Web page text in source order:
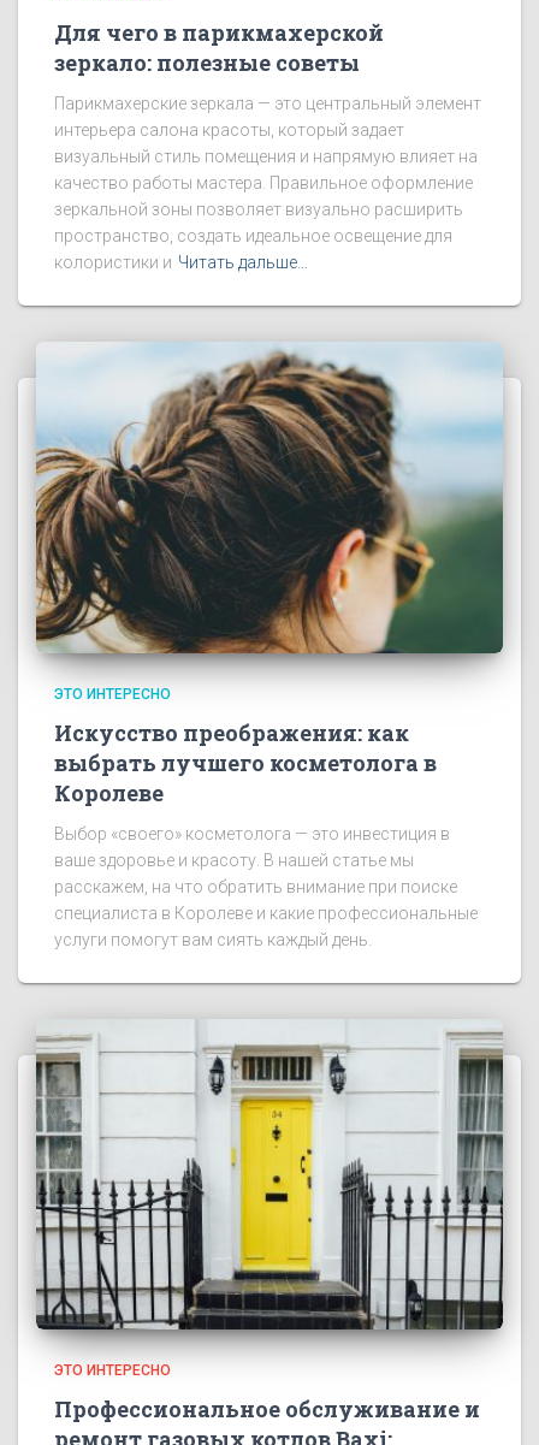
Для чего в парикмахерской
зеркало: полезные советы
Парикмахерские зеркала — это центральный элемент
интерьера салона красоты, который задает
визуальный стиль помещения и напрямую влияет на
качество работы мастера. Правильное оформление
зеркальной зоны позволяет визуально расширить
пространство, создать идеальное освещение для
колористики и Читать дальше…
ЭТО ИНТЕРЕСНО
Искусство преображения: как
выбрать лучшего косметолога в
Королеве
Выбор «своего» косметолога — это инвестиция в
ваше здоровье и красоту. В нашей статье мы
расскажем, на что обратить внимание при поиске
специалиста в Королеве и какие профессиональные
услуги помогут вам сиять каждый день.
ЭТО ИНТЕРЕСНО
Профессиональное обслуживание и